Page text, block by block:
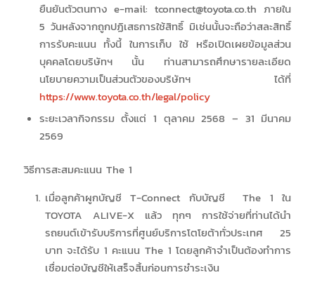
ยืนยันตัวตนทาง e-mail: tconnect@toyota.co.th ภายใน
5 วันหลังจากถูกปฏิเสธการใช้สิทธิ์ มิเช่นนั้นจะถือว่าสละสิทธิ์
การรับคะแนน ทั้งนี้ ในการเก็บ ใช้ หรือเปิดเผยข้อมูลส่วน
บุคคลโดยบริษัทฯ นั้น ท่านสามารถศึกษารายละเอียด
นโยบายความเป็นส่วนตัวของบริษัทฯ ได้ที่
https://www.toyota.co.th/legal/policy
ระยะเวลากิจกรรม ตั้งแต่ 1 ตุลาคม 2568 – 31 มีนาคม
2569
วิธีการสะสมคะแนน The 1
เมื่อลูกค้าผูกบัญชี T-Connect กับบัญชี The 1 ใน
TOYOTA ALIVE-X แล้ว ทุกๆ การใช้จ่ายที่ท่านได้นำ
รถยนต์เข้ารับบริการที่ศูนย์บริการโตโยต้าทั่วประเทศ 25
บาท จะได้รับ 1 คะแนน The 1 โดยลูกค้าจำเป็นต้องทำการ
เชื่อมต่อบัญชีให้เสร็จสิ้นก่อนการชำระเงิน